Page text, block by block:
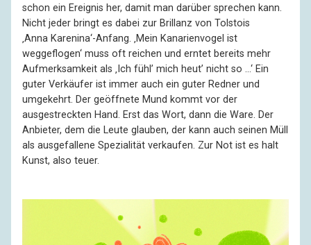
schon ein Ereignis her, damit man darüber sprechen kann.
Nicht jeder bringt es dabei zur Brillanz von Tolstois
‚Anna Karenina‘-Anfang. ‚Mein Kanarienvogel ist
weggeflogen‘ muss oft reichen und erntet bereits mehr
Auf­merk­samkeit als ‚Ich fühl’ mich heut’ nicht so …‘ Ein
guter Verkäufer ist immer auch ein guter Redner und
umgekehrt. Der geöffnete Mund kommt vor der
ausgestreckten Hand. Erst das Wort, dann die Ware. Der
Anbieter, dem die Leute glauben, der kann auch seinen Müll
als ausgefallene Spezialität verkaufen. Zur Not ist es halt
Kunst, also teuer.